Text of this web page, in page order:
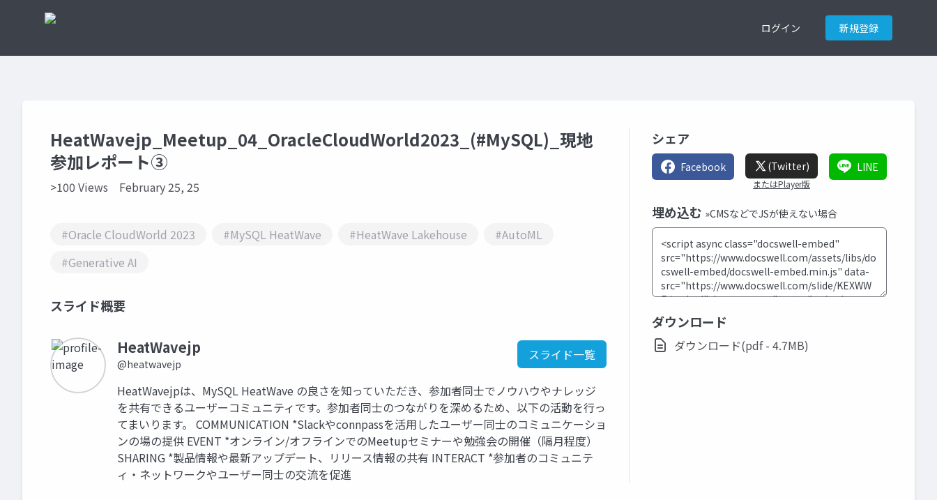
ログイン 新規登録
HeatWavejp_Meetup_04_OracleCloudWorld2023_(#MySQL)_現地
参加レポート③
>100 Views February 25, 25
#Oracle CloudWorld 2023 #MySQL HeatWave #HeatWave Lakehouse
#AutoML
#Generative AI
スライド概要
HeatWavejp
@heatwavejp
スライド一覧
HeatWavejpは、MySQL HeatWave の良さを知っていただき、参加者同士でノウハウやナレッジ
を共有できるユーザーコミュニティです。参加者同士のつながりを深めるため、以下の活動を行っ
てまいります。 COMMUNICATION *Slackやconnpassを活用したユーザー同士のコミュニケーショ
ンの場の提供 EVENT *オンライン/オフラインでのMeetupセミナーや勉強会の開催（隔月程度）
SHARING *製品情報や最新アップデート、リリース情報の共有 INTERACT *参加者のコミュニテ
ィ・ネットワークやユーザー同士の交流を促進
シェア
Facebook (Twitter)
またはPlayer版
LINE
埋め込む »CMSなどでJSが使えない場合
ダウンロード
ダウンロード(pdf - 4.7MB)